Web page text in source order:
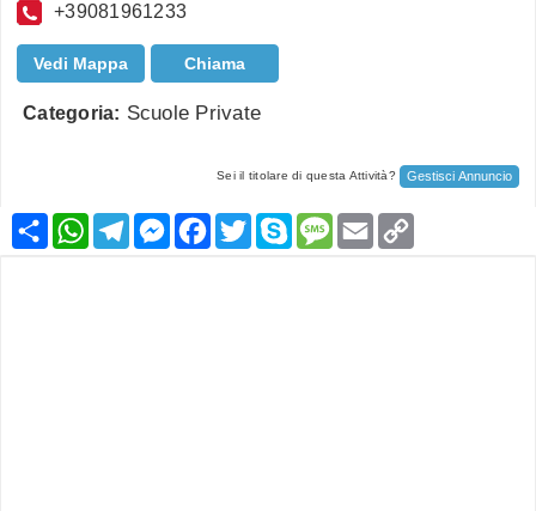
+39081961233
Vedi Mappa Chiama
Categoria: Scuole Private
Sei il titolare di questa Attività? Gestisci Annuncio
CondividiWhatsApp
TelegramMessenger
Facebook
TwitterSkypeMessage
Email